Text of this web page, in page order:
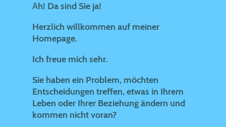
Ah! Da sind Sie ja!
Herzlich willkommen auf meiner
Homepage.
Ich freue mich sehr.
Sie haben ein Problem, möchten
Entscheidungen treffen, etwas in Ihrem
Leben oder Ihrer Beziehung ändern und
kommen nicht voran?